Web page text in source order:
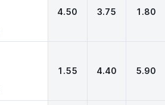
4.50 3.75 1.80
1.55 4.40 5.90